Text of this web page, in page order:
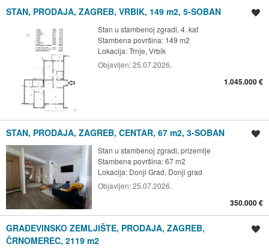
STAN, PRODAJA, ZAGREB, VRBIK, 149 m2, 5-SOBAN
Stan u stambenoj zgradi, 4. kat
Stambena površina: 149 m2
Lokacija:Trnje, Vrbik
Objavljen:25.07.2026.
1.045.000 €
STAN, PRODAJA, ZAGREB, CENTAR, 67 m2, 3-SOBAN
Stan u stambenoj zgradi, prizemlje
Stambena površina: 67 m2
Lokacija: Donji Grad, Donji grad
Objavljen:25.07.2026.
350.000 €
GRAĐEVINSKO ZEMLJIŠTE, PRODAJA, ZAGREB,
ČRNOMEREC, 2119 m2